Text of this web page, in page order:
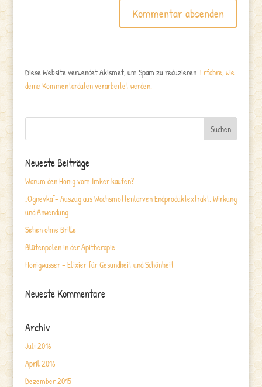
Diese Website verwendet Akismet, um Spam zu reduzieren. Erfahre, wie
deine Kommentardaten verarbeitet werden.
Neueste Beiträge
Warum den Honig vom Imker kaufen?
„Ognevka“- Auszug aus Wachsmottenlarven Endproduktextrakt. Wirkung
und Anwendung
Sehen ohne Brille
Blütenpolen in der Apitherapie
Honigwasser – Elixier für Gesundheit und Schönheit
Neueste Kommentare
Archiv
Juli 2016
April 2016
Dezember 2015